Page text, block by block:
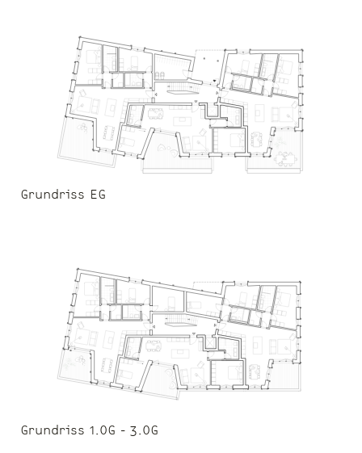
Grundriss EG
Grundriss 1.OG - 3.OG